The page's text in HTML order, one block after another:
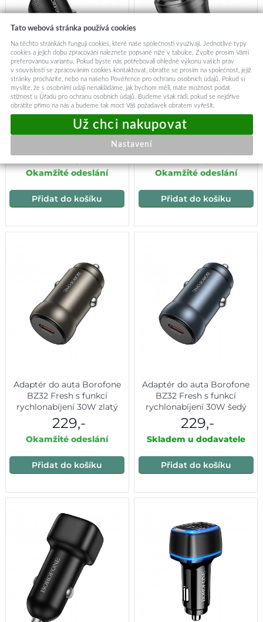
Adaptér do auta Borofone
BZ19 Dual 12W černý
219,-
Okamžité odeslání
Přidat do košíku
Adaptér do auta Borofone
BZ23 s funkcí rychlonabíjení
219,-
Okamžité odeslání
Přidat do košíku
Adaptér do auta Borofone
BZ32 Fresh s funkcí
rychlonabíjení 30W zlatý
229,-
Okamžité odeslání
Přidat do košíku
Adaptér do auta Borofone
BZ32 Fresh s funkcí
rychlonabíjení 30W šedý
229,-
Skladem u dodavatele
Přidat do košíku
Tato webová stránka používá cookies
Na těchto stránkách fungují cookies, které naše společnosti využívají. Jednotlivé typy
cookies a jejich dobu zpracování naleznete popsané níže v tabulce. Zvolte prosím Vámi
preferovanou variantu. Pokud byste nás potřebovali ohledně výkonu vašich práv
v souvislosti se zpracováním cookies kontaktovat, obraťte se prosím na společnost, jejíž
stránky procházíte, nebo na našeho Pověřence pro ochranu osobních údajů. Pokud si
myslíte, že s osobními údaji nenakládáme, jak bychom měli, máte možnost podat
stížnost u Úřadu pro ochranu osobních údajů. Budeme však rádi, pokud se nejdříve
obrátíte přímo na nás a budeme tak moct Váš požadavek obratem vyřešit.
Nastavení